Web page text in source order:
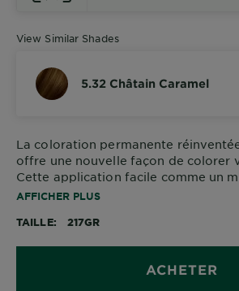
View Similar Shades
5.32 Châtain Caramel
La coloration permanente
offre une nouvelle façon de colorer
Cette application facile comme un
accessible à tous et couvre vos
technologie sans ammoniaque
AFFICHER PLUS
TAILLE 217GR
ACHETER